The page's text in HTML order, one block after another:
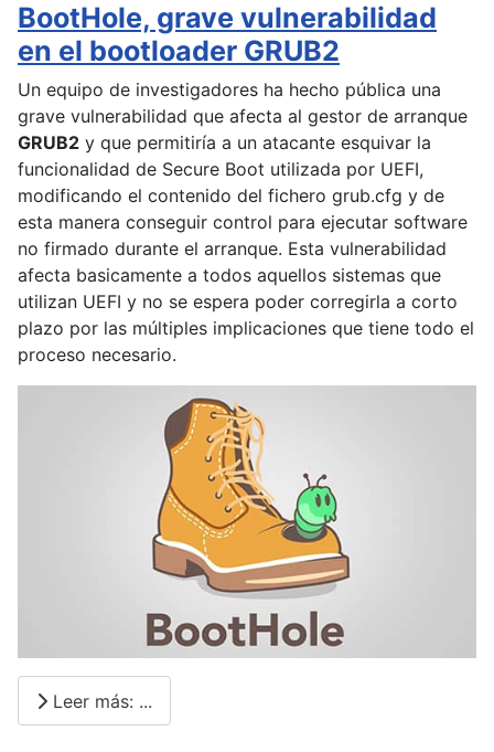
BootHole, grave vulnerabilidad
en el bootloader GRUB2
Un equipo de investigadores ha hecho pública una
grave vulnerabilidad que afecta al gestor de arranque
GRUB2 y que permitiría a un atacante esquivar la
funcionalidad de Secure Boot utilizada por UEFI,
modificando el contenido del fichero grub.cfg y de
esta manera conseguir control para ejecutar software
no firmado durante el arranque. Esta vulnerabilidad
afecta basicamente a todos aquellos sistemas que
utilizan UEFI y no se espera poder corregirla a corto
plazo por las múltiples implicaciones que tiene todo el
proceso necesario.
Leer más: ...